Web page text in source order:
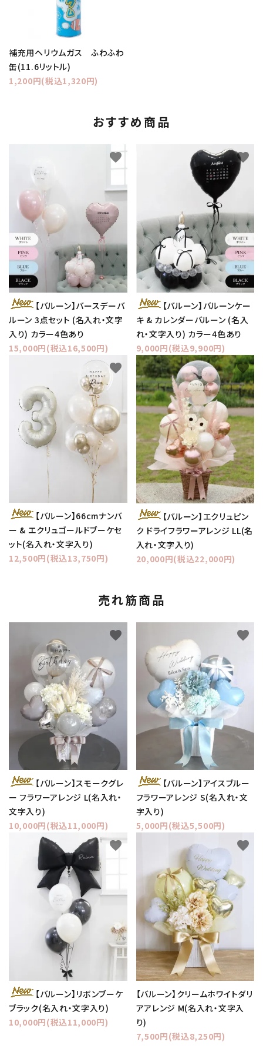
補充用ヘリウムガス ふわふわ
缶(11.6リットル)
1,200円(税込1,320円)
おすすめ商品
【バルーン】バースデーバ
ルーン 3点セット (名入れ・文字
入り) カラー4色あり
15,000円(税込16,500円)
favorite
【バルーン】バルーンケー
キ & カレンダーバルーン (名入
れ・文字入り) カラー4色あり
9,000円(税込9,900円)
favorite
【バルーン】66cmナンバ
ー & エクリュゴールドブーケセ
ット(名入れ・文字入り)
12,500円(税込13,750円)
favorite
【バルーン】エクリュピン
ク ドライフラワーアレンジ LL(名
入れ・文字入り)
20,000円(税込22,000円)
favorite
売れ筋商品
【バルーン】スモークグレ
ー フラワーアレンジ L(名入れ・
文字入り)
10,000円(税込11,000円)
favorite
【バルーン】アイスブルー
フラワーアレンジ S(名入れ・文
字入り)
5,000円(税込5,500円)
favorite
【バルーン】リボンブーケ
ブラック(名入れ・文字入り)
10,000円(税込11,000円)
favorite
【バルーン】クリームホワイトダリ
アアレンジ M(名入れ・文字入
り)
7,500円(税込8,250円)
favorite